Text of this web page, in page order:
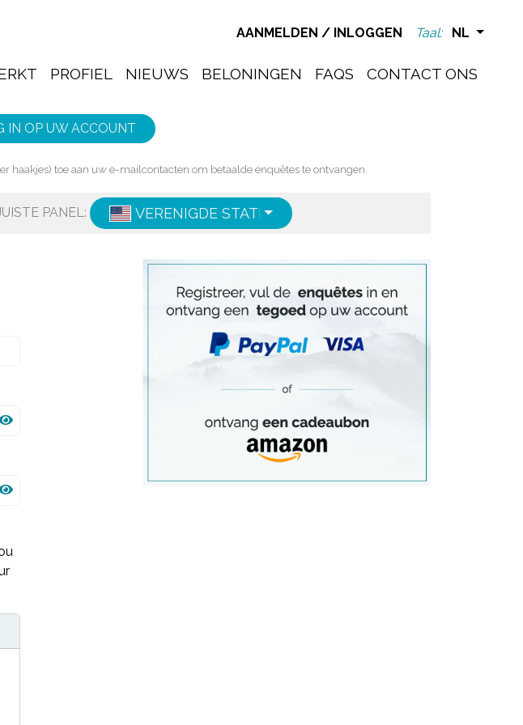
AANMELDEN / INLOGGEN Taal: NL
PROFIEL NIEUWS BELONINGEN FAQS CONTACT ONS
IN OP UW ACCOUNT
haakjes) toe aan uw e-mailcontacten om betaalde enquêtes te ontvangen.
PANEL: VERENIGDE STATEN ENGLISH